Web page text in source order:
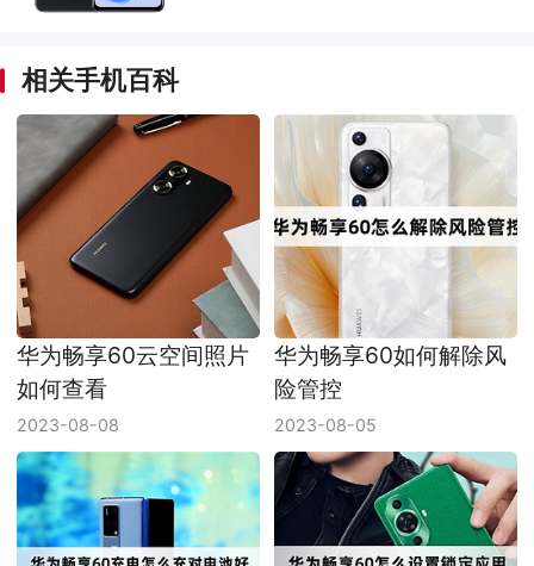
相关手机百科
华为畅享60云空间照片
如何查看
2023-08-08
华为畅享60如何解除风
险管控
2023-08-05